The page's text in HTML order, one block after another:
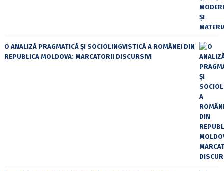
O ANALIZĂ PRAGMATICĂ ȘI SOCIOLINGVISTICĂ A ROMÂNEI DIN
REPUBLICA MOLDOVA: MARCATORII DISCURSIVI